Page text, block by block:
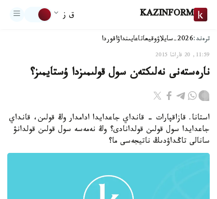
KAZINFORM ق ز
ترەند:2026-سايلاۋ وقيعاتاعايىنداۋاقوردا
11:59, 20 قاراشا 2015
نارەستەنى نەلىكتەن سول قولىمىزدا ۇستايمىز؟
استانا. قازاقپارات - قانداي جاعدايدا ادامدار وڭ قولىن، قانداي
جاعدايدا سول قولىن قولدانادى؟ وڭ نەمەسە سول قولىن قولدانۋ
سانالى تاڭداۋدىڭ ناتيجەسى ما؟